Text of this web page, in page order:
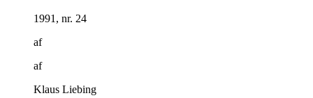
1991, nr. 24
af
af
Klaus Liebing